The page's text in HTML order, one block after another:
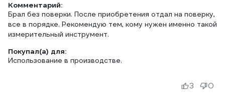
Комментарий:
Брал без поверки. После приобретения отдал на поверку,
все в порядке. Рекомендую тем, кому нужен именно такой
измерительный инструмент.
Покупал(а) для:
Использование в производстве.
3 0